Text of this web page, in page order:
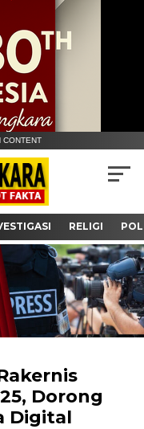
CONTENT
RELIGI
Dorong
Digital